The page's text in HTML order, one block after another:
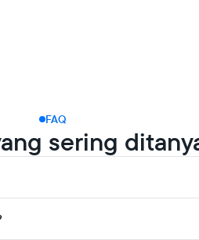
FAQ
sering
ke pelanggan di seluruh wilayah